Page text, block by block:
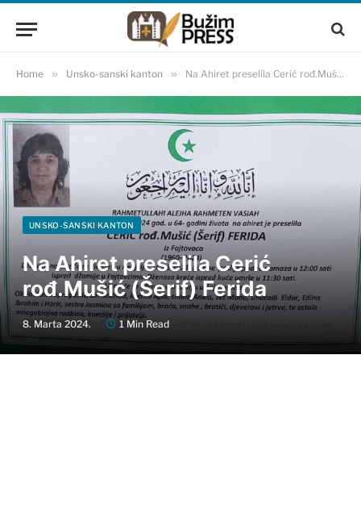
Home » Unsko-sanski kanton » Na Ahiret preselila Cerić rođ.Mušić (Šerif) Ferida
UNSKO-SANSKI KANTON
Na Ahiret preselila Cerić
rođ.Mušić (Šerif) Ferida
8. Marta 2024. 1 Min Read